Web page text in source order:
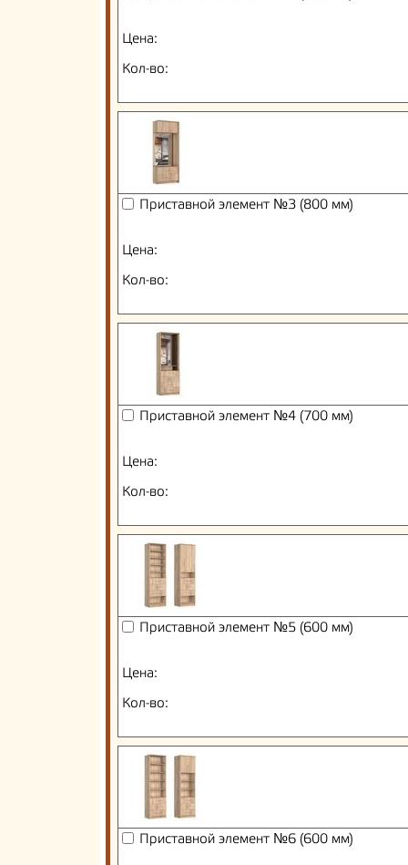
Цена:
Кол-во:
Приставной элемент №3 (800 мм)
Цена:
Кол-во:
Приставной элемент №4 (700 мм)
Цена:
Кол-во:
Приставной элемент №5 (600 мм)
Цена:
Кол-во:
Приставной элемент №6 (600 мм)